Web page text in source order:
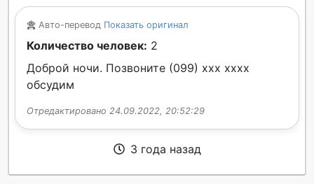
Авто-перевод Показать оригинал
Количество человек: 2
Доброй ночи. Позвоните (099) xxx xxxx
обсудим
Отредактировано 24.09.2022, 20:52:29
3 года назад